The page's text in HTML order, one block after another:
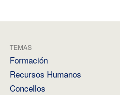
TEMAS
Formación
Recursos Humanos
Concellos